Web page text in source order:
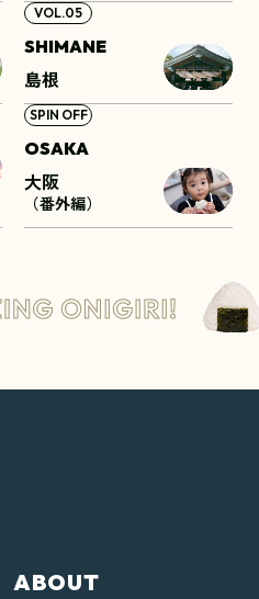
VOL.05
SHIMANE
島根
SPIN OFF
OSAKA
大阪
（番外編）
ABOUT